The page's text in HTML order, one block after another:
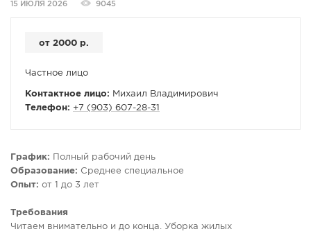
СТАТЬИ
ФОТО
15 ИЮЛЯ 2026 9045
от 2000 р.
Частное лицо
Контактное лицо: Михаил Владимирович
Телефон: +7 (903) 607-28-31
График: Полный рабочий день
Образование: Среднее специальное
Опыт: от 1 до 3 лет
Требования
Читаем внимательно и до конца. Уборка жилых